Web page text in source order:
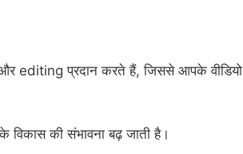
प्रदान करते हैं, जिससे आपके वीडियो
की संभावना बढ़ जाती है।